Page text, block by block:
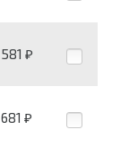
581 ₽
681 ₽